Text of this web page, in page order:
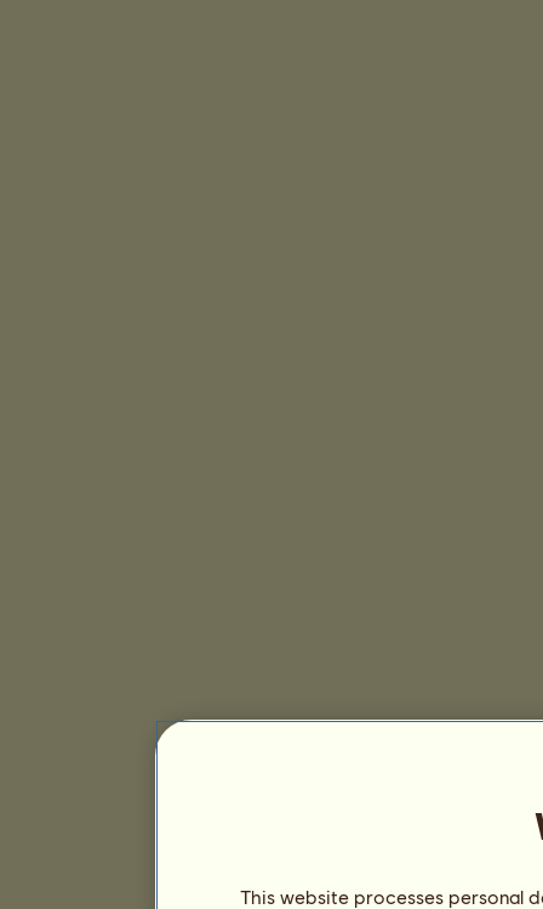
This website processes personal